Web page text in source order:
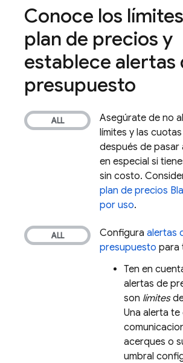
Conoce los
plan de precios y
establece alertas
presupuesto
Asegúrate de no
límites y las
después de
en especial si
sin costo.
plan de precios
por uso.
Configura alertas
presupuesto para
Ten en
alertas de
son límites
Una alerta te
acerques o
umbral